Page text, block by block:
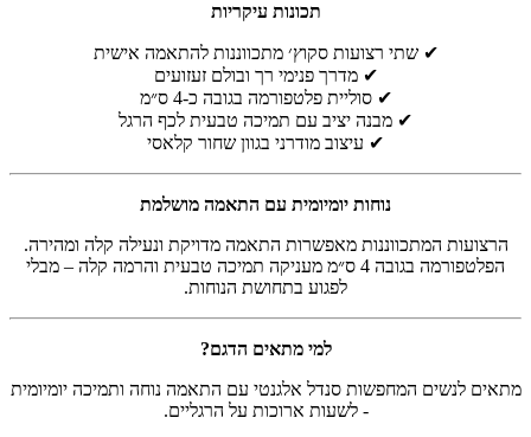
תכונות עיקריות
✔ שתי רצועות סקוץ׳ מתכווננות להתאמה אישית
✔ מדרך פנימי רך ובולם זעזועים
✔ סוליית פלטפורמה בגובה כ-4 ס״מ
✔ מבנה יציב עם תמיכה טבעית לכף הרגל
✔ עיצוב מודרני בגוון שחור קלאסי
נוחות יומיומית עם התאמה מושלמת
הרצועות המתכווננות מאפשרות התאמה מדויקת ונעילה קלה ומהירה.
הפלטפורמה בגובה 4 ס״מ מעניקה תמיכה טבעית והרמה קלה – מבלי
לפגוע בתחושת הנוחות.
למי מתאים הדגם?
מתאים לנשים המחפשות סנדל אלגנטי עם התאמה נוחה ותמיכה יומיומית
- לשעות ארוכות על הרגליים.